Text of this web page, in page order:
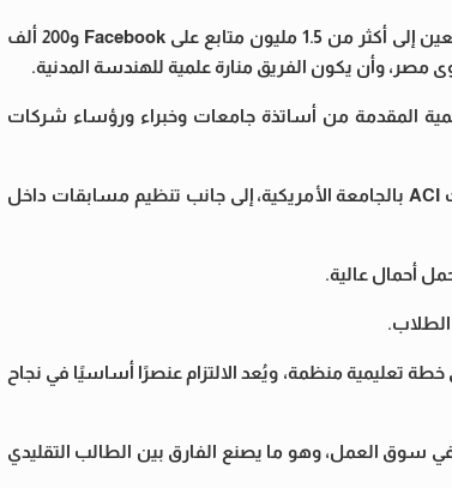
يعتمد الفريق في الوصول إلى الطلاب على منصات التواصل الاجتماعي، حيث وصل عدد المتابعين إلى أكثر من 1.5 مليون متابع على Facebook و200 ألف
المقدمة من أساتذة جامعات وخبراء ورؤساء شركات
يشارك الفريق أيضًا في مسابقات هندسية خارجية مثل Triple S بهندسة حلوان ومسابقات ACI بالجامعة الأمريكية، إلى جانب تنظيم مسابقات داخل
تعليمية منظمة، ويُعد الالتزام عنصرًا أساسيًا في نجاح
سوق العمل، وهو ما يصنع الفارق بين الطالب التقليدي